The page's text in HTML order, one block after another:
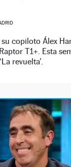
copiloto Álex
T1+. Esta
revuelta’.